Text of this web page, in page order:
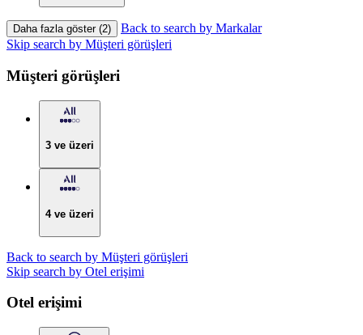
Daha fazla göster (2)
Back to search by Markalar
Skip search by Müşteri görüşleri
Müşteri görüşleri
3 ve üzeri
4 ve üzeri
Back to search by Müşteri görüşleri
Skip search by Otel erişimi
Otel erişimi